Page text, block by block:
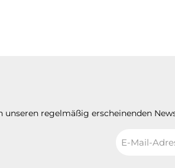
unseren regelmäßig erscheinenden
Mail-